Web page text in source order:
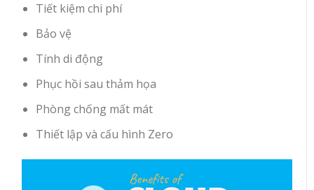
Tiết kiệm chi phí
Bảo vệ
Tính di động
Phục hồi sau thảm họa
Phòng chống mất mát
Thiết lập và cấu hình Zero